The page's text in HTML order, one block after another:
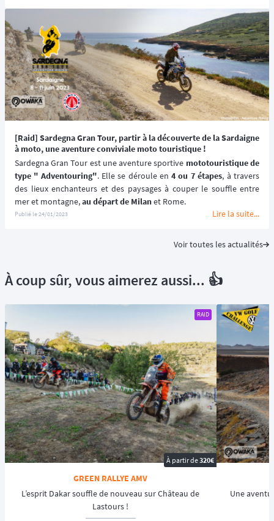
naturels de la Sardaigne.
[Raid] Sardegna Gran Tour, partir à la découverte de la Sardaigne
à moto, une aventure conviviale moto touristique !
Sardegna Gran Tour est une aventure sportive mototouristique de
type " Adventouring". Elle se déroule en 4 ou 7 étapes, à travers
des lieux enchanteurs et des paysages à couper le souffle entre
mer et montagne, au départ de Milan et Rome.
Publié le24/01/2023 Lire la suite...
Voir toutes les actualités
À coup sûr, vous aimerez aussi... 👍
RAID
À partir de320€
GREEN RALLYE AMV
L’esprit Dakar souffle de nouveau sur Château de
Lastours !
Une